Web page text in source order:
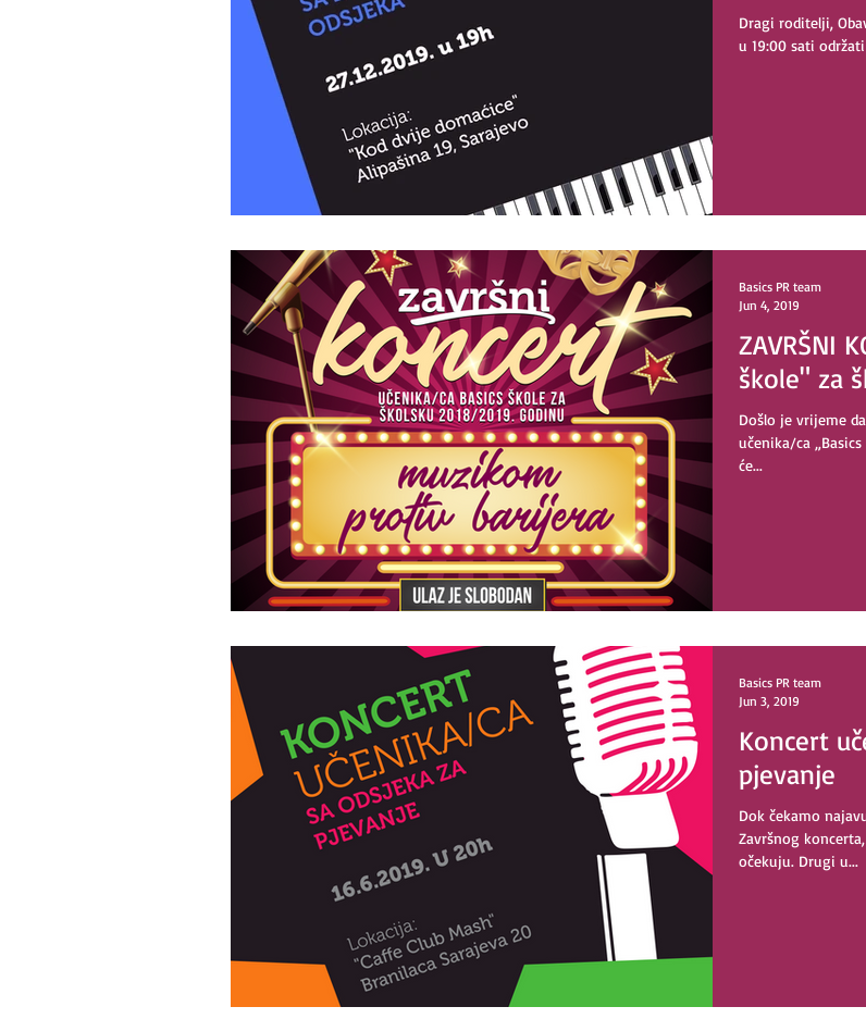
Dragi roditelji,
u 19:00 sati
ZAVRŠNI
škole" za
Došlo je vrijeme
učenika/ca
će...
Basics PR team
Jun 4, 2019
Koncert
pjevanje
Dok čekamo
Završnog
očekuju. Drugi u...
Basics PR team
Jun 3, 2019